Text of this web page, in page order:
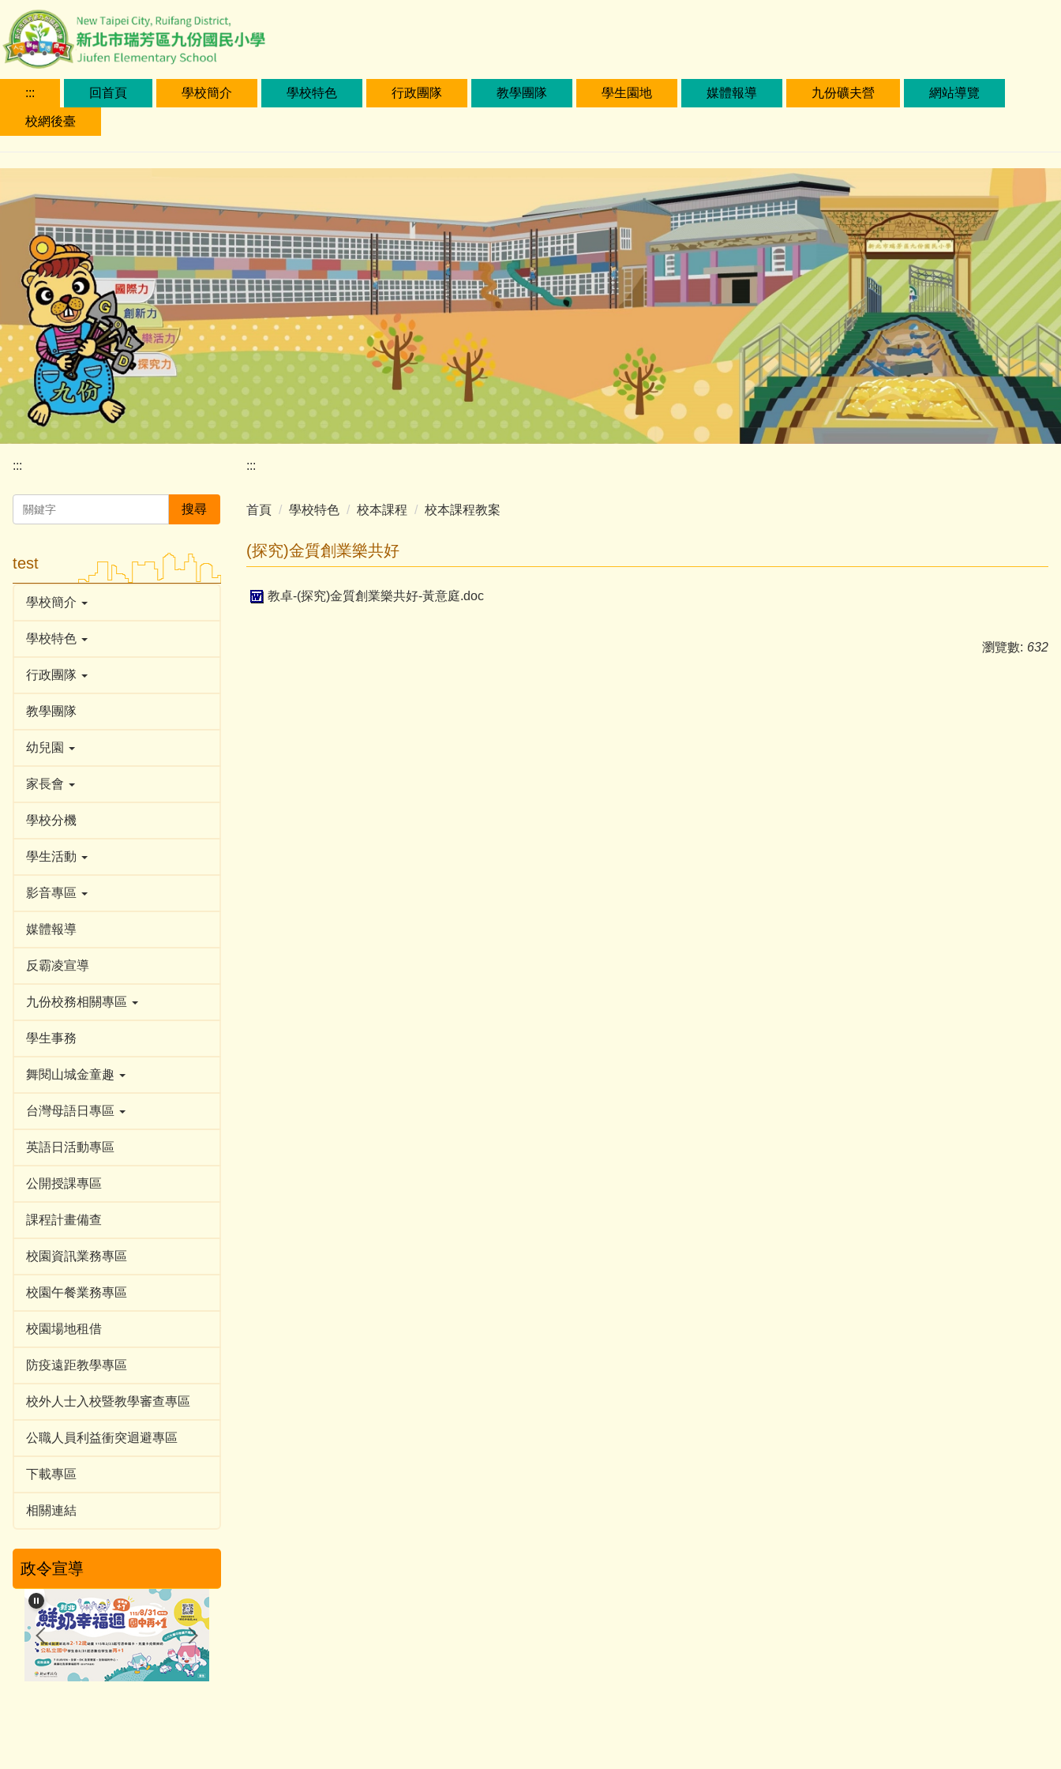
到
主
::: 回首頁 學校簡介 學校特色 行政團隊 教學團隊 學生園地 媒體報導 九份礦夫營 網站導覽
校網後臺
:::
搜尋
test
學校簡介
學校特色
行政團隊
教學團隊
幼兒園
家長會
學校分機
學生活動
影音專區
媒體報導
反霸凌宣導
九份校務相關專區
學生事務
舞閱山城金童趣
台灣母語日專區
英語日活動專區
公開授課專區
課程計畫備查
校園資訊業務專區
校園午餐業務專區
校園場地租借
防疫遠距教學專區
校外人士入校暨教學審查專區
公職人員利益衝突迴避專區
下載專區
相關連結
政令宣導
:::
首頁 學校特色 校本課程 校本課程教案
(探究)金質創業樂共好
教卓-(探究)金質創業樂共好-黃意庭.doc
瀏覽數: 632